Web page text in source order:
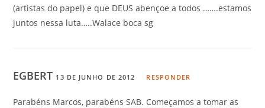
(artistas do papel) e que DEUS abençoe a todos …….estamos
juntos nessa luta…..Walace boca sg
EGBERT 13 DE JUNHO DE 2012 RESPONDER
Parabéns Marcos, parabéns SAB. Começamos a tomar as